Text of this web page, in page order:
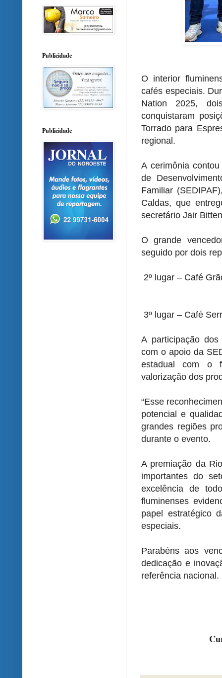
O interior
cafés especiais.
Nation 2025,
conquistaram
Torrado para
regional.
A cerimônia
de
Familiar
Caldas, que
secretário Jair
O grande
seguido por dois
2º lugar – Café
3º lugar – Café
A participação
com o apoio da
estadual com o
valorização dos
“Esse
potencial e
grandes regiões
durante o evento.
A premiação da
importantes do
excelência de
fluminenses
papel estratégico
especiais.
Parabéns aos
dedicação e
referência nacional.
Publicidade
Publicidade